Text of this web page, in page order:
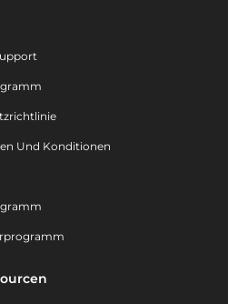
Und Konditionen